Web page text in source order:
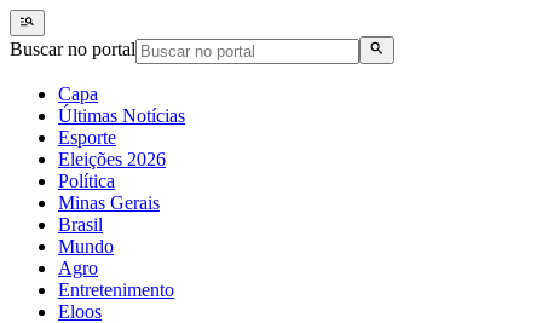
Buscar no portal
Capa
Últimas Notícias
Esporte
Eleições 2026
Política
Minas Gerais
Brasil
Mundo
Agro
Entretenimento
Eloos